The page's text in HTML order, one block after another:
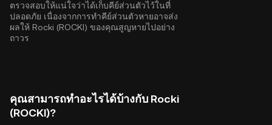
ตรวจสอบให้แน่ใจว่าได้เก็บคีย์ส่วนตัวไว้ในที่
ปลอดภัย เนื่องจากการทำคีย์ส่วนตัวหายอาจส่ง
ผลให้ Rocki (ROCKI) ของคุณสูญหายไปอย่าง
ถาวร
คุณสามารถทำอะไรได้บ้างกับ Rocki
(ROCKI)?